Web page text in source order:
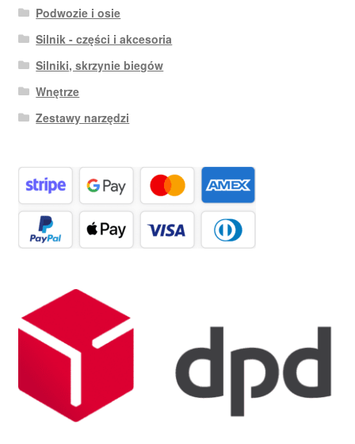
Podwozie i osie
Silnik - części i akcesoria
Silniki, skrzynie biegów
Wnętrze
Zestawy narzędzi